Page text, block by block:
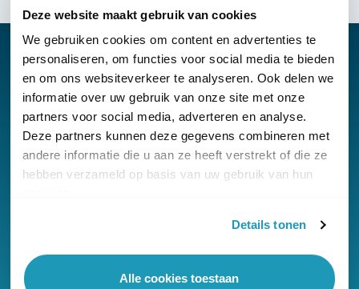
Deze website maakt gebruik van cookies
We gebruiken cookies om content en advertenties te
personaliseren, om functies voor social media te bieden
en om ons websiteverkeer te analyseren. Ook delen we
informatie over uw gebruik van onze site met onze
partners voor social media, adverteren en analyse.
Deze partners kunnen deze gegevens combineren met
andere informatie die u aan ze heeft verstrekt of die ze
hebben verzameld op basis van uw gebruik van hun
Details tonen
Alle cookies toestaan
© Copyright KommaGo
Algemene voorwaarden
Nieuwsbrief
Klantenservice